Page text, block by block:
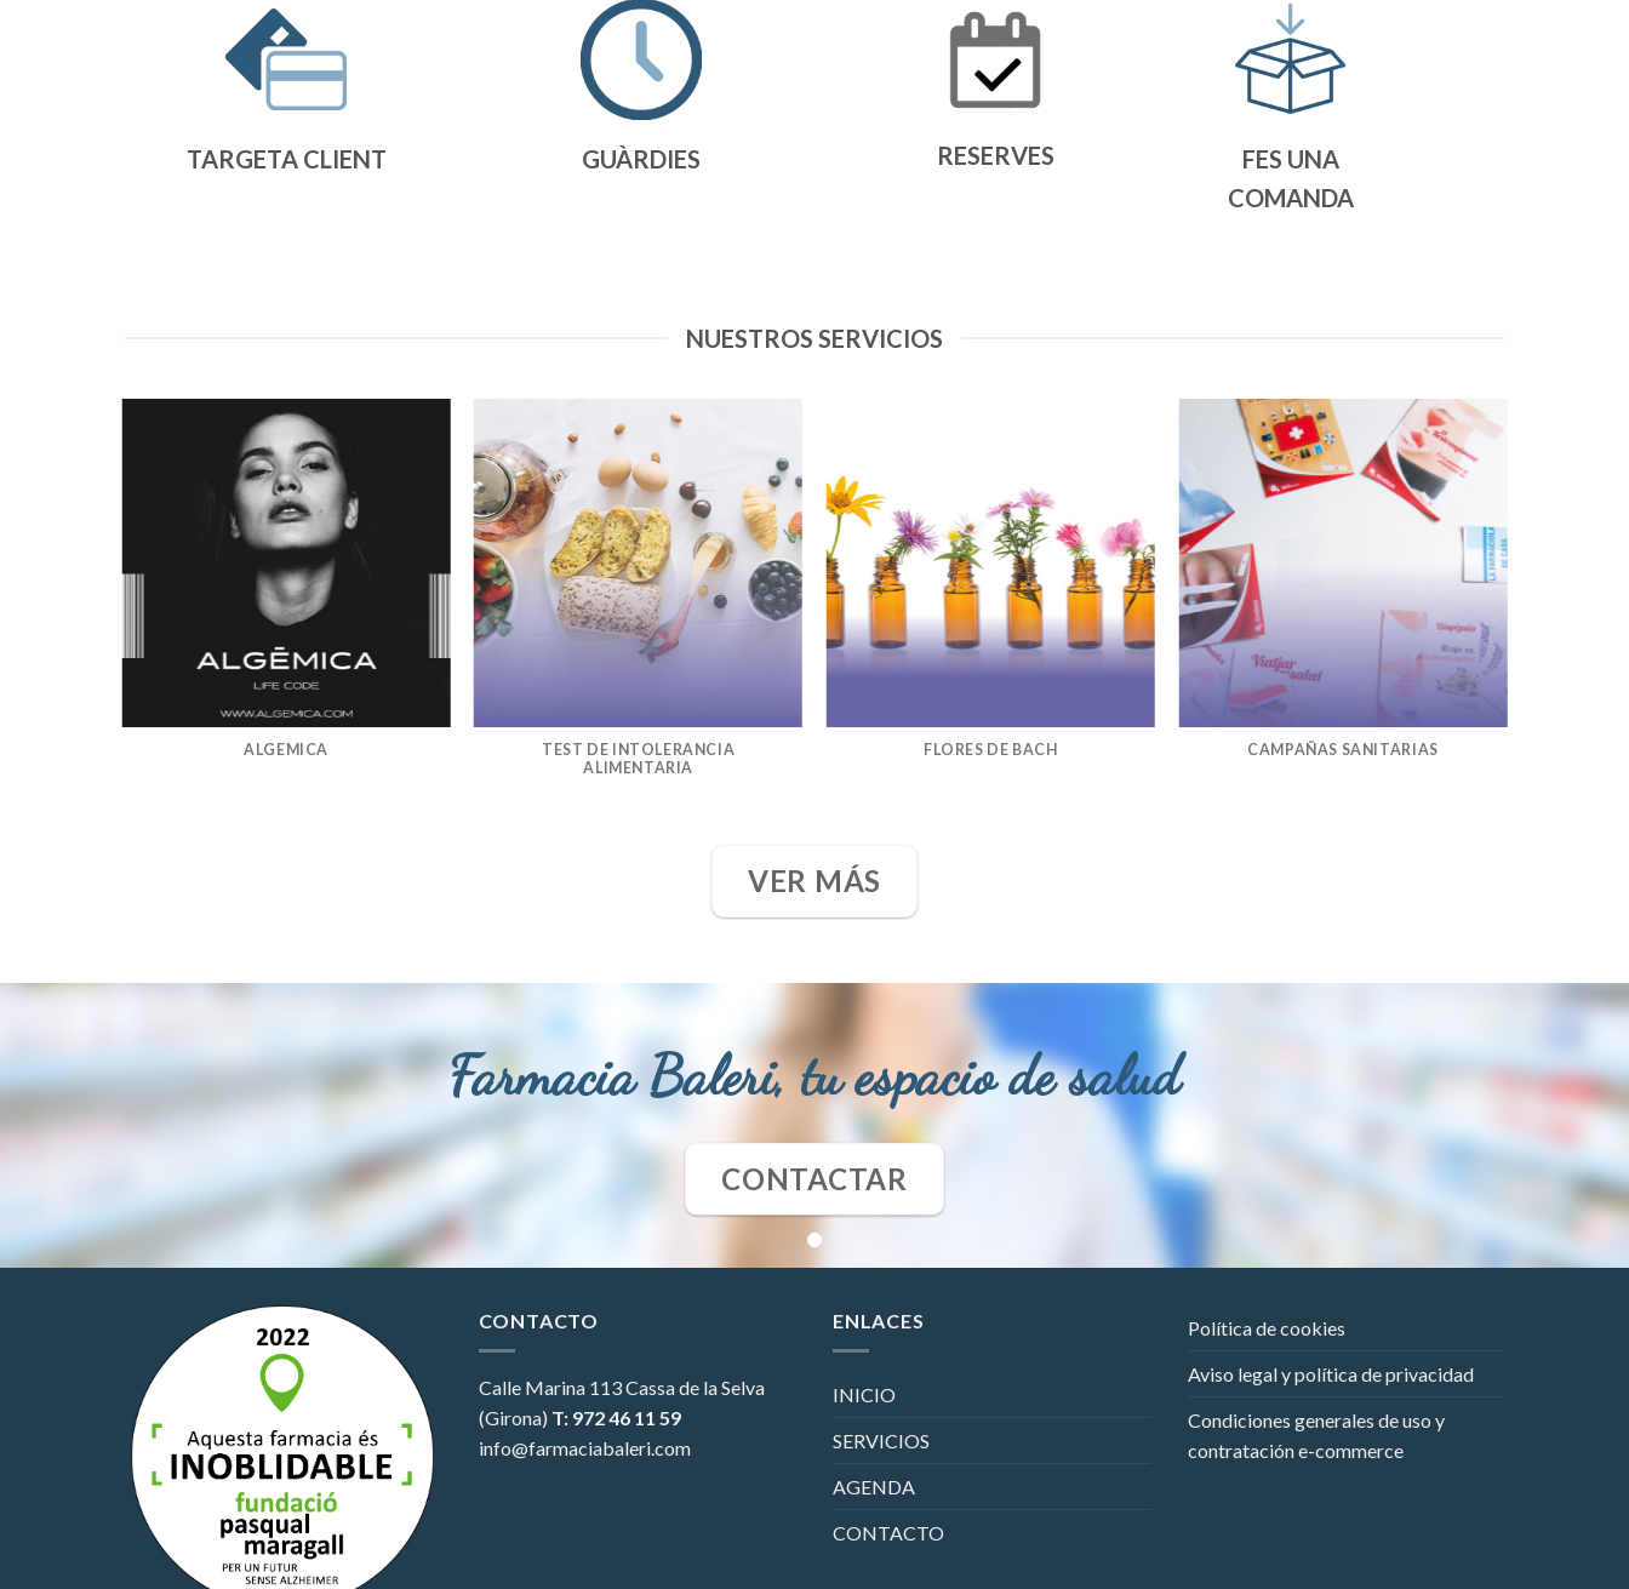
TARGETA CLIENT GUÀRDIES RESERVES
FES UNA
COMANDA
NUESTROS SERVICIOS
ALGEMICA
TEST DE INTOLERANCIA
ALIMENTARIA
FLORES DE BACH CAMPAÑAS SANITARIAS
VER MÁS
Farmacia Baleri, tu espacio de salud
CONTACTAR
CONTACTO
Calle Marina 113Cassa de la Selva
(Girona) T: 972 46 11 59
info@farmaciabaleri.com
ENLACES
INICIO
SERVICIOS
AGENDA
CONTACTO
Política de cookies
Aviso legal y política de privacidad
Condiciones generales de uso y
contratación e-commerce